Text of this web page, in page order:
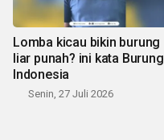
Lomba kicau bikin burung
liar punah? ini kata Burung
Indonesia
Senin, 27 Juli 2026